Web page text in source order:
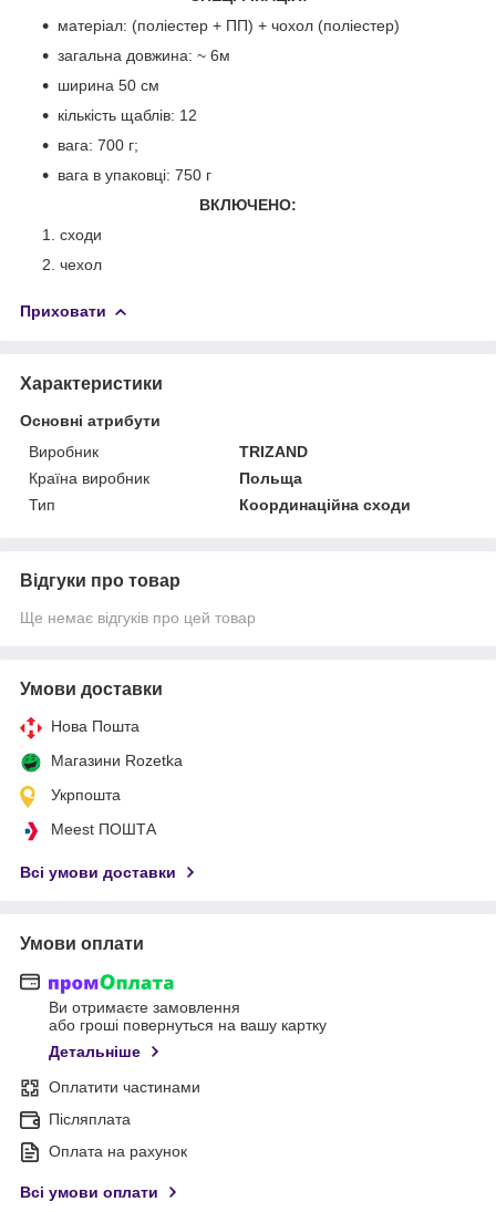
матеріал: (поліестер + ПП) + чохол (поліестер)
загальна довжина: ~ 6м
ширина 50 см
кількість щаблів: 12
вага: 700 г;
вага в упаковці: 750 г
ВКЛЮЧЕНО:
сходи
чехол
Приховати
Характеристики
Основні атрибути
Виробник
TRIZAND
Країна виробник
Польща
Тип
Координаційна сходи
Відгуки про товар
Ще немає відгуків про цей товар
Умови доставки
Нова Пошта
Магазини Rozetka
Укрпошта
Meest ПОШТА
Всі умови доставки
Умови оплати
Ви отримаєте замовлення
або гроші повернуться на вашу картку
Детальніше
Оплатити частинами
Післяплата
Оплата на рахунок
Всі умови оплати